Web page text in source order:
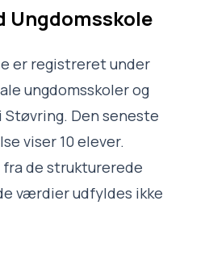
Ungdomsskole
er registreret under
ungdomsskoler og
Den seneste
viser 10 elever.
de strukturerede
værdier udfyldes ikke